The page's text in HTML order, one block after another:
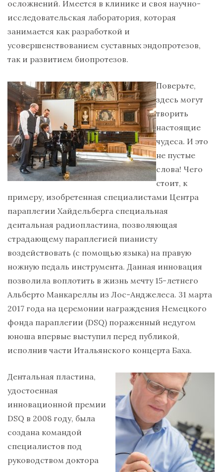
осложнений. Имеется в клинике и своя научно-
исследовательская лаборатория, которая
занимается как разработкой и
усовершенствованием суставных эндопротезов,
так и развитием биопротезов.
Поверьте,
здесь могут
творить
настоящие
чудеса. И это
не пустые
слова! Чего
стоит, к
примеру, изобретенная специалистами Центра
параплегии Хайдельберга специальная
дентальная радиопластина, позволяющая
страдающему параплегией пианисту
воздействовать (с помощью языка) на правую
ножную педаль инструмента. Данная инновация
позволила воплотить в жизнь мечту 15-летнего
Альберто Манкареллы из Лос-Анджелеса. 31 марта
2017 года на церемонии награждения Немецкого
фонда параплегии (DSQ) пораженный недугом
юноша впервые выступил перед публикой,
исполнив части Итальянского концерта Баха.
Дентальная пластина,
удостоенная
инновационной премии
DSQ в 2008 году, была
создана командой
специалистов под
руководством доктора